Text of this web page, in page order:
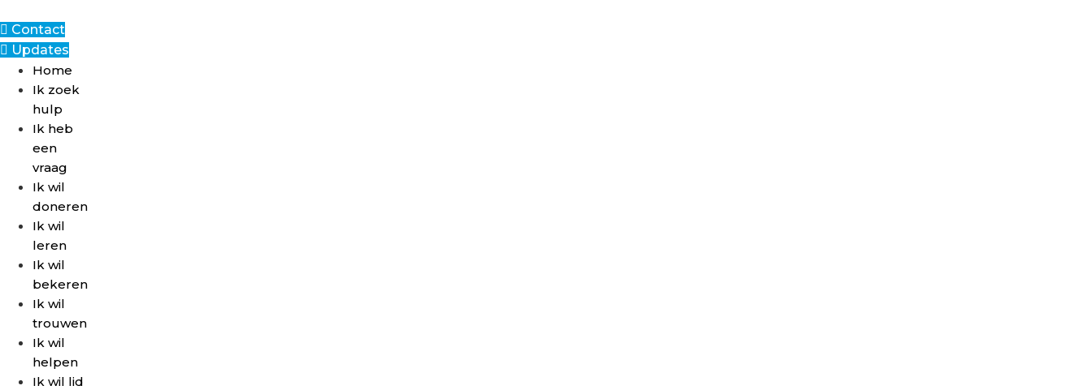
naar
de
inhoud
Contact
Updates
Home
Ik zoek
hulp
Ik heb
een
vraag
Ik wil
doneren
Ik wil
leren
Ik wil
bekeren
Ik wil
trouwen
Ik wil
helpen
Ik wil lid